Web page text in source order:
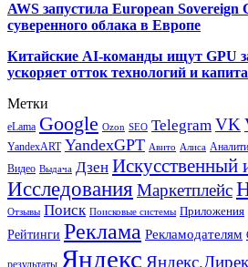
AWS запустила European
суверенного облака в Европе
Китайские AI-команды ищут GPU
ускоряет отток технологий и
Метки
eLama Google Ozon SEO Telegram VK
YandexART YandexGPT Авито Алиса
Видео Выдача Дзен Искусственный
Исследования Маркетплейс
Отзывы Поиск Поисковые системы Приложения
Рейтинги Реклама Рекламодателям
результаты Яндекс